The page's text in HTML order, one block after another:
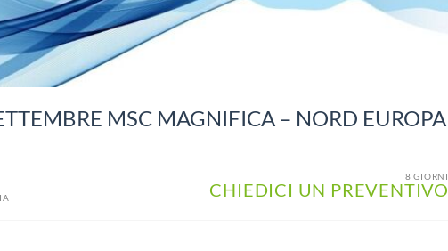
MSC MAGNIFICA – NORD EUROPA
8 GIORNI
CHIEDICI UN PREVENTIVO